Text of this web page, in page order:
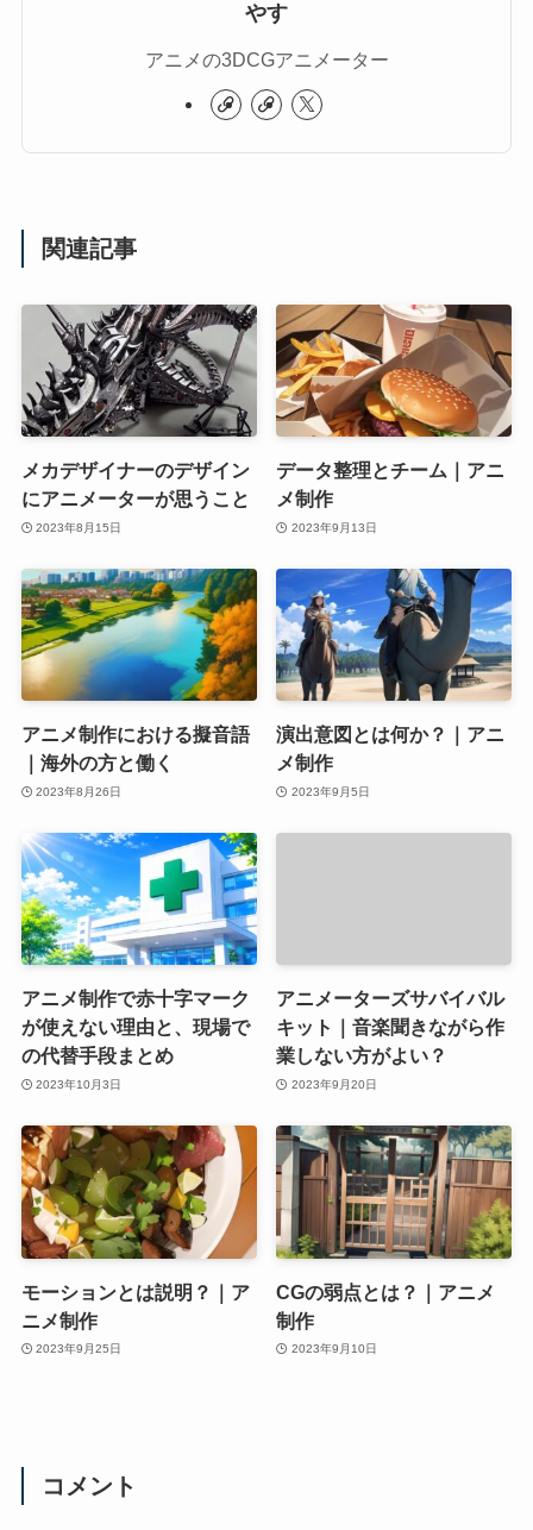
やす
アニメの3DCGアニメーター
関連記事
メカデザイナーのデザイン
にアニメーターが思うこと
2023年8月15日
データ整理とチーム｜アニ
メ制作
2023年9月13日
アニメ制作における擬音語
｜海外の方と働く
2023年8月26日
演出意図とは何か？｜アニ
メ制作
2023年9月5日
アニメ制作で赤十字マーク
が使えない理由と、現場で
の代替手段まとめ
2023年10月3日
アニメーターズサバイバル
キット｜音楽聞きながら作
業しない方がよい？
2023年9月20日
モーションとは説明？｜ア
ニメ制作
2023年9月25日
CGの弱点とは？｜アニメ
制作
2023年9月10日
コメント